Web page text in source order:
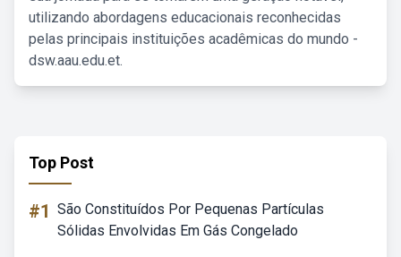
utilizando abordagens educacionais reconhecidas
pelas principais instituições acadêmicas do mundo -
dsw.aau.edu.et.
Top Post
#1 São Constituídos Por Pequenas Partículas
Sólidas Envolvidas Em Gás Congelado